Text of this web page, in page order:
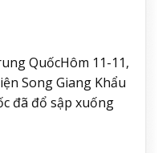
QuốcHôm 11-11,
Song Giang Khẩu
đã đổ sập xuống